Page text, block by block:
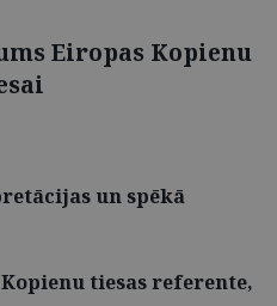
Eiropas Kopienu
un spēkā
tiesas referente,